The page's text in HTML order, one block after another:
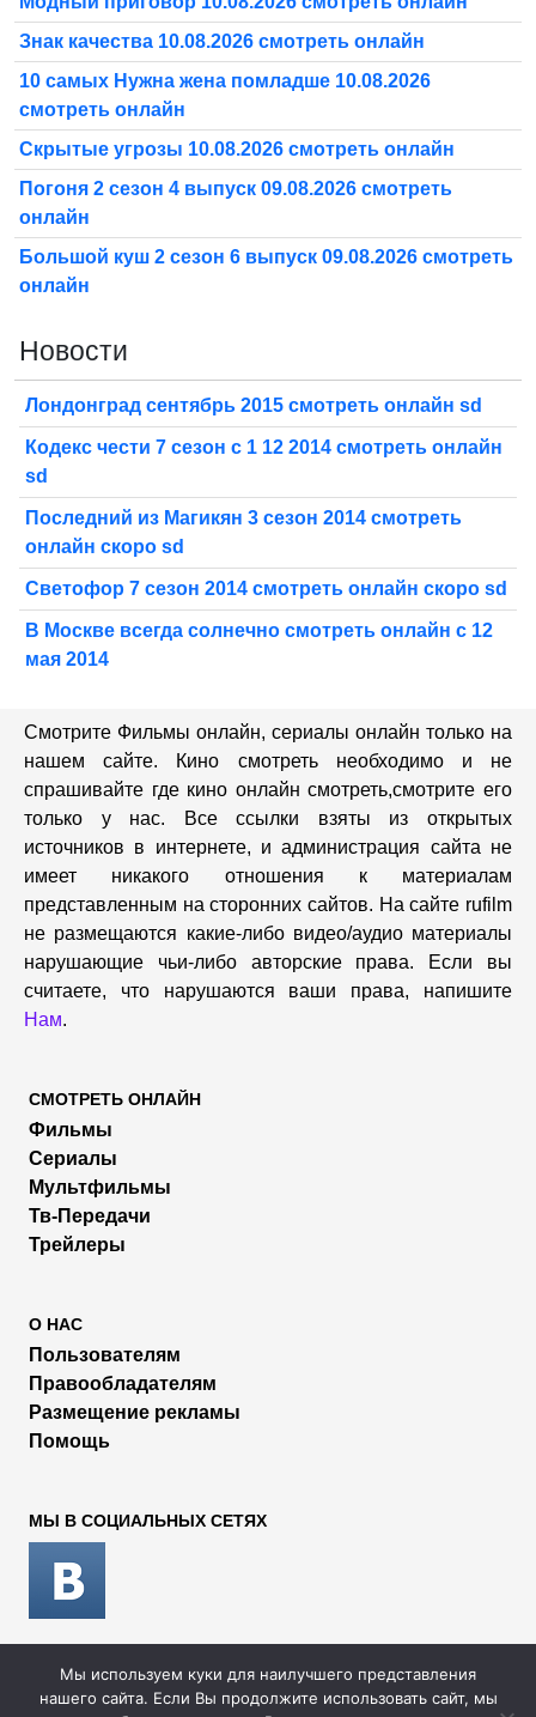
Знак качества 10.08.2026 смотреть онлайн
10 самых Нужна жена помладше 10.08.2026
смотреть онлайн
Скрытые угрозы 10.08.2026 смотреть онлайн
Погоня 2 сезон 4 выпуск 09.08.2026 смотреть
онлайн
Большой куш 2 сезон 6 выпуск 09.08.2026 смотреть
онлайн
Новости
Лондонград сентябрь 2015 смотреть онлайн sd
Кодекс чести 7 сезон с 1 12 2014 смотреть онлайн
sd
Последний из Магикян 3 сезон 2014 смотреть
онлайн скоро sd
Светофор 7 сезон 2014 смотреть онлайн скоро sd
В Москве всегда солнечно смотреть онлайн с 12
мая 2014
Смотрите Фильмы онлайн, сериалы онлайн только на
нашем сайте. Кино смотреть необходимо и не
спрашивайте где кино онлайн смотреть,cмотрите его
только у нас. Все ссылки взяты из открытых
источников в интернете, и администрация сайта не
имеет никакого отношения к материалам
представленным на сторонних сайтов. На сайте rufilm
не размещаются какие-либо видео/аудио материалы
нарушающие чьи-либо авторские права. Если вы
считаете, что нарушаются ваши права, напишите
Нам.
СМОТРЕТЬ ОНЛАЙН
Фильмы
Сериалы
Мультфильмы
Тв-Передачи
Трейлеры
О НАС
Пользователям
Правообладателям
Размещение рекламы
Помощь
МЫ В СОЦИАЛЬНЫХ СЕТЯХ
2026 © Rufilm - Сериалы и фильмы онлайн
Мы используем куки для наилучшего представления
нашего сайта. Если Вы продолжите использовать сайт, мы